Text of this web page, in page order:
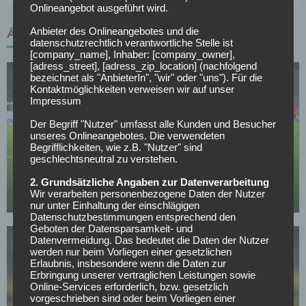
ÄHNLICHE ARTIKEL
BORUSSIA DORTMUND
Verkündung noch heute: BVB-Transfer kurz vor
Abschluss
12.05.2026
Onlineangebot ausgeführt wird.
Anbieter des Onlineangebotes und die
datenschutzrechtlich verantwortliche Stelle ist
[company_name], Inhaber: [company_owner],
[adress_street], [adress_zip_location] (nachfolgend
bezeichnet als "AnbieterIn", "wir" oder "uns"). Für die
Kontaktmöglichkeiten verweisen wir auf unser
Impressum
Der Begriff "Nutzer" umfasst alle Kunden und Besucher
unseres Onlineangebotes. Die verwendeten
Begrifflichkeiten, wie z.B. "Nutzer" sind
geschlechtsneutral zu verstehen.
2. Grundsätzliche Angaben zur Datenverarbeitung
Wir verarbeiten personenbezogene Daten der Nutzer
nur unter Einhaltung der einschlägigen
Datenschutzbestimmungen entsprechend den
Geboten der Datensparsamkeit- und
Datenvermeidung. Das bedeutet die Daten der Nutzer
werden nur beim Vorliegen einer gesetzlichen
Erlaubnis, insbesondere wenn die Daten zur
Erbringung unserer vertraglichen Leistungen sowie
Online-Services erforderlich, bzw. gesetzlich
vorgeschrieben sind oder beim Vorliegen einer